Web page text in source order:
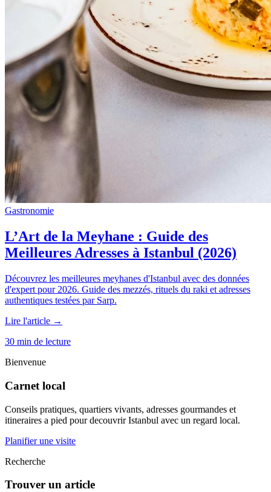
Gastronomie
L’Art de la Meyhane : Guide des
Meilleures Adresses à Istanbul (2026)
Découvrez les meilleures meyhanes d'Istanbul avec des données
d'expert pour 2026. Guide des mezzés, rituels du raki et adresses
authentiques testées par Sarp.
Lire l'article →
30 min de lecture
Bienvenue
Carnet local
Conseils pratiques, quartiers vivants, adresses gourmandes et
itineraires a pied pour decouvrir Istanbul avec un regard local.
Planifier une visite
Recherche
Trouver un article